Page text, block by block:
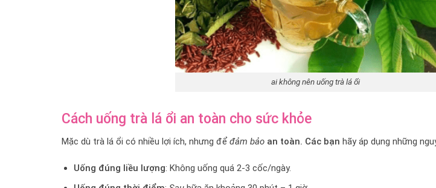
ai không nên uống trà lá ổi
Cách uống trà lá ổi an toàn cho sức khỏe
Mặc dù trà lá ổi có nhiều lợi ích, nhưng đểđảm bảo an toàn. Các bạn hãy áp dụng những
Uống đúng liều lượng: Không uống quá 2-3 cốc/ngày.